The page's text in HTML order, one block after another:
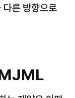
다른 방향으로